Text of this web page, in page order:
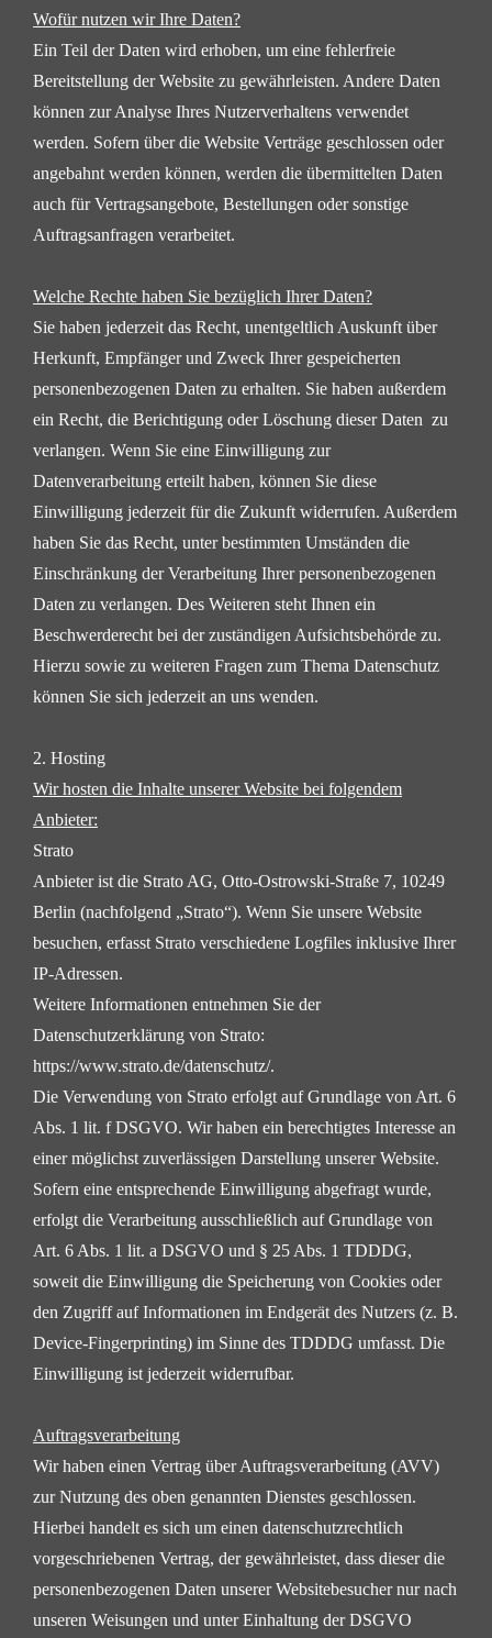
Wofür nutzen wir Ihre Daten?
Ein Teil der Daten wird erhoben, um eine fehlerfreie
Bereitstellung der Website zu gewährleisten. Andere Daten
können zur Analyse Ihres Nutzerverhaltens verwendet
werden. Sofern über die Website Verträge geschlossen oder
angebahnt werden können, werden die übermittelten Daten
auch für Vertragsangebote, Bestellungen oder sonstige
Auftragsanfragen verarbeitet.
Welche Rechte haben Sie bezüglich Ihrer Daten?
Sie haben jederzeit das Recht, unentgeltlich Auskunft über
Herkunft, Empfänger und Zweck Ihrer gespeicherten
personenbezogenen Daten zu erhalten. Sie haben außerdem
ein Recht, die Berichtigung oderLöschung dieser Daten zu
verlangen. Wenn Sie eine Einwilligung zur
Datenverarbeitung erteilt haben, können Sie diese
Einwilligung jederzeit für die Zukunft widerrufen. Außerdem
haben Sie das Recht, unterbestimmten Umständen die
Einschränkung der Verarbeitung Ihrer personenbezogenen
Daten zu verlangen. Des Weiteren steht Ihnen ein
Beschwerderecht bei der zuständigen Aufsichtsbehörde zu.
Hierzu sowie zu weiteren Fragen zum Thema Datenschutz
können Sie sich jederzeit an uns wenden.
2. Hosting
Wir hosten die Inhalte unserer Website bei folgendem
Anbieter:
Strato
Anbieter ist die Strato AG, Otto-Ostrowski-Straße 7, 10249
Berlin (nachfolgend „Strato“). Wenn Sie unsere Website
besuchen, erfasst Strato verschiedene Logfiles inklusive Ihrer
IP-Adressen.
Weitere Informationen entnehmen Sie der
Datenschutzerklärung von Strato:
https://www.strato.de/datenschutz/.
Die Verwendung von Strato erfolgt auf Grundlage von Art. 6
Abs. 1 lit. f DSGVO. Wir haben ein berechtigtes Interesse an
einer möglichst zuverlässigen Darstellung unserer Website.
Sofern eine entsprechende Einwilligung abgefragt wurde,
erfolgt die Verarbeitung ausschließlich auf Grundlage von
Art. 6 Abs. 1 lit. a DSGVO und § 25 Abs. 1 TDDDG,
soweit die Einwilligung die Speicherung von Cookies oder
den Zugriff aufInformationen im Endgerät des Nutzers (z. B.
Device-Fingerprinting) im Sinne des TDDDG umfasst. Die
Einwilligung ist jederzeit widerrufbar.
Auftragsverarbeitung
Wir haben einen Vertrag über Auftragsverarbeitung (AVV)
zur Nutzung des oben genannten Dienstes geschlossen.
Hierbei handelt es sich um einen datenschutzrechtlich
vorgeschriebenen Vertrag, der gewährleistet, dass dieser die
personenbezogenen Daten unserer Websitebesucher nur nach
unseren Weisungen und unter Einhaltung der DSGVO